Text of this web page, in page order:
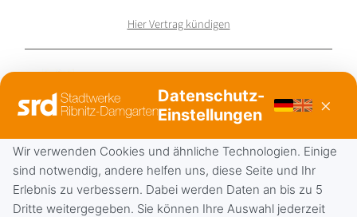
Hier Vertrag kündigen
Gas-Störung
(03821) 89 33 – 44
Datenschutz-
Einstellungen
×
Wir verwenden Cookies und ähnliche Technologien. Einige
sind notwendig, andere helfen uns, diese Seite und Ihr
Erlebnis zu verbessern. Dabei werden Daten an bis zu 5
Dritte weitergegeben. Sie können Ihre Auswahl jederzeit